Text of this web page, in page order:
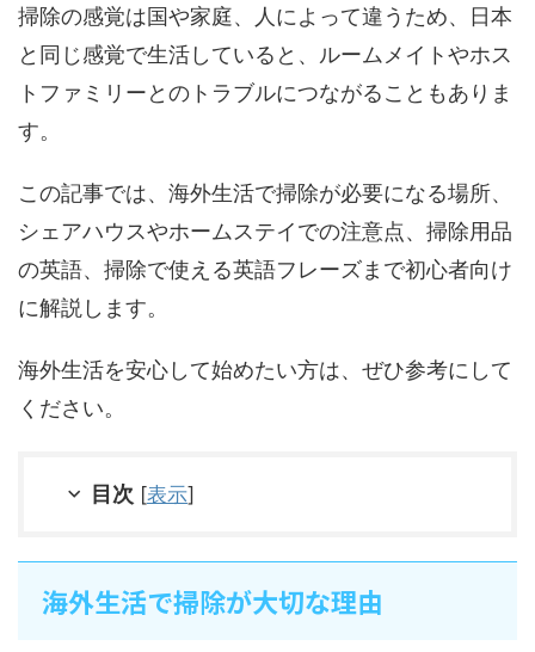
掃除の感覚は国や家庭、人によって違うため、日本
と同じ感覚で生活していると、ルームメイトやホス
トファミリーとのトラブルにつながることもありま
す。
この記事では、海外生活で掃除が必要になる場所、
シェアハウスやホームステイでの注意点、掃除用品
の英語、掃除で使える英語フレーズまで初心者向け
に解説します。
海外生活を安心して始めたい方は、ぜひ参考にして
ください。
目次 [表示]
海外生活で掃除が大切な理由